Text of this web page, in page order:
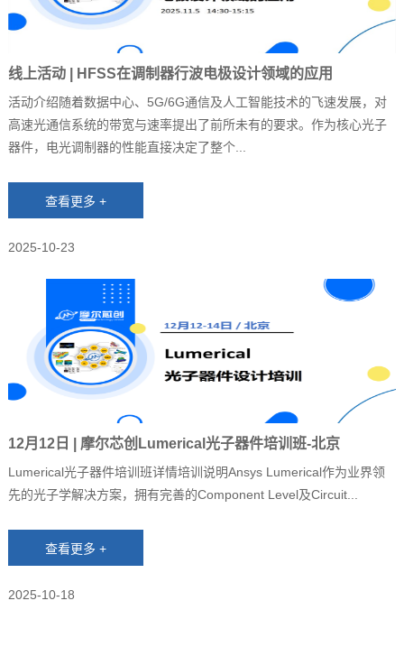
线上活动 | HFSS在调制器行波电极设计领域的应用
活动介绍随着数据中心、5G/6G通信及人工智能技术的飞速发展，对
高速光通信系统的带宽与速率提出了前所未有的要求。作为核心光子
器件，电光调制器的性能直接决定了整个...
2025-10-23
12月12日 | 摩尔芯创Lumerical光子器件培训班-北京
Lumerical光子器件培训班详情培训说明Ansys Lumerical作为业界领
先的光子学解决方案，拥有完善的Component Level及Circuit...
2025-10-18